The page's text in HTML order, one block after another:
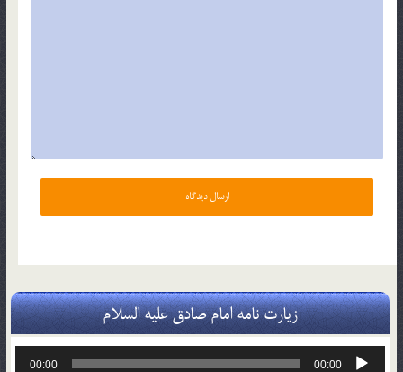
زیارت نامه امام صادق علیه السلام
پخش‌کننده
00:00
00:00